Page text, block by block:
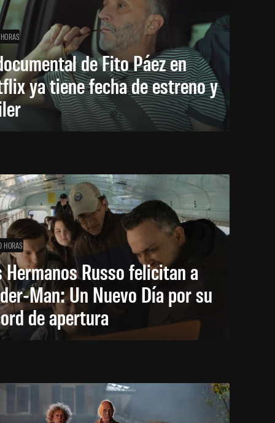
de Fito Páez en
ya tiene fecha de estreno y
HORAS
Hermanos Russo felicitan a
Man: Un Nuevo Día por su
de apertura